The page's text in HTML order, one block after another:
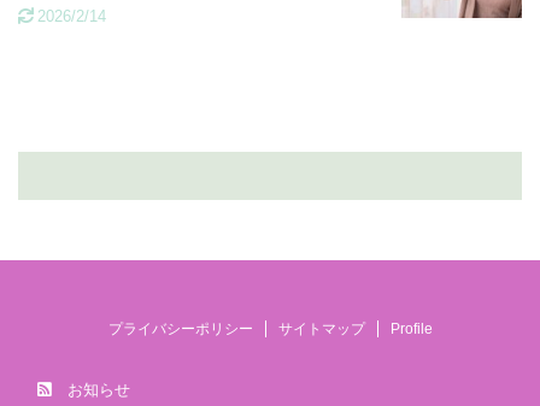
2026/2/14
プライバシーポリシー サイトマップ Profile
お知らせ